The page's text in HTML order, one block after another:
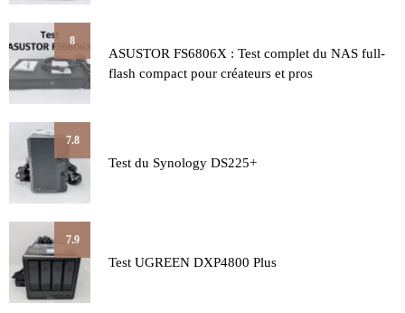
8
ASUSTOR FS6806X : Test complet du NAS full-
flash compact pour créateurs et pros
7.8
Test du Synology DS225+
7.9
Test UGREEN DXP4800 Plus